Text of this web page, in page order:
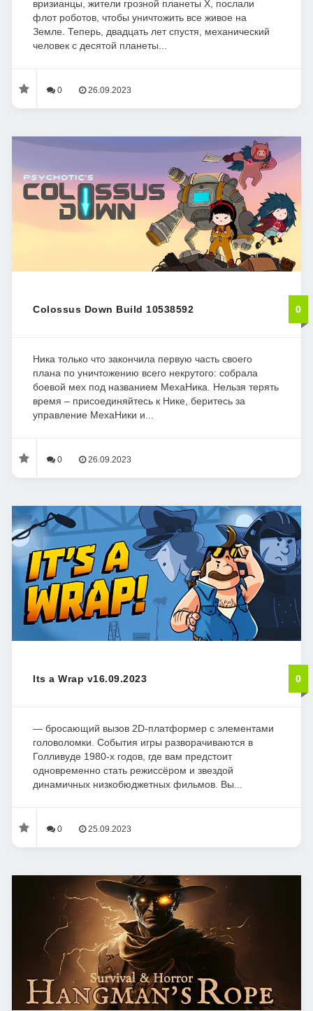
вризианцы, жители грозной планеты X, послали
флот роботов, чтобы уничтожить все живое на
Земле. Теперь, двадцать лет спустя, механический
человек с десятой планеты...
0 26.09.2023
Colossus Down Build 10538592 0
Ника только что закончила первую часть своего
плана по уничтожению всего некрутого: собрала
боевой мех под названием МехаНика. Нельзя терять
время – присоединяйтесь к Нике, беритесь за
управление МехаНики и...
0 26.09.2023
Its a Wrap v16.09.2023 0
— бросающий вызов 2D-платформер с элементами
головоломки. События игры разворачиваются в
Голливуде 1980-х годов, где вам предстоит
одновременно стать режиссёром и звездой
динамичных низкобюджетных фильмов. Вы...
0 25.09.2023